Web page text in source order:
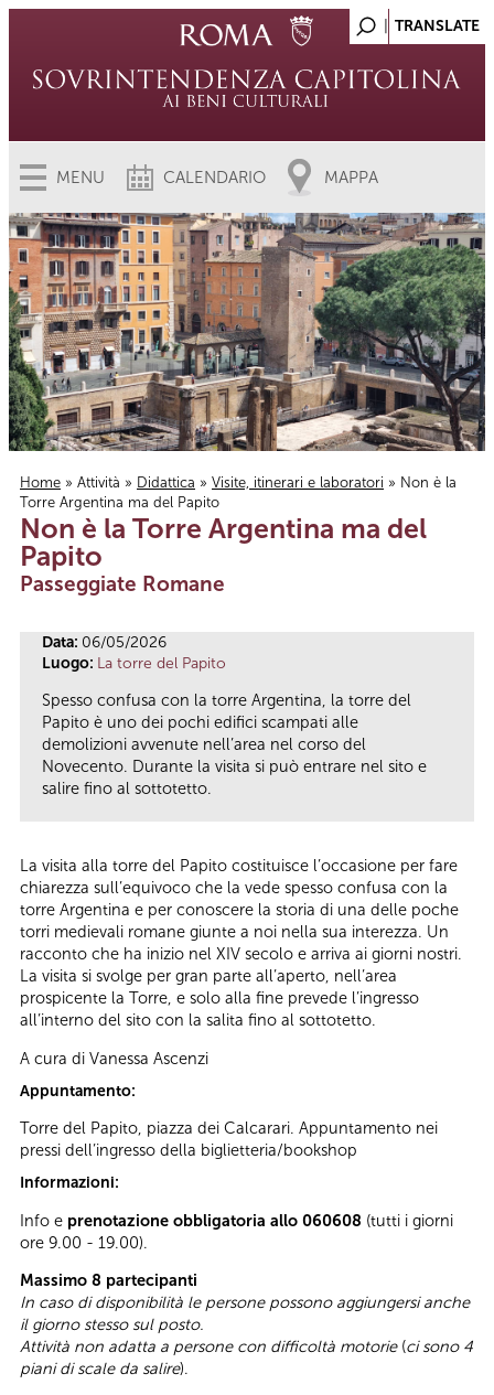
MENU CALENDARIO MAPPA
Tu sei qui
Home » Attività » Didattica » Visite, itinerari e laboratori » Non è la
Torre Argentina ma del Papito
Non è la Torre Argentina ma del
Papito
Passeggiate Romane
Data: 06/05/2026
Luogo: La torre del Papito
Spesso confusa con la torre Argentina, la torre del
Papito è uno dei pochi edifici scampati alle
demolizioni avvenute nell’area nel corso del
Novecento. Durante la visita si può entrare nel sito e
salire fino al sottotetto.
La visita alla torre del Papito costituisce l’occasione per fare
chiarezza sull’equivoco che la vede spesso confusa con la
torre Argentina e per conoscere la storia di una delle poche
torri medievali romane giunte a noi nella sua interezza. Un
racconto che ha inizio nel XIV secolo e arriva ai giorni nostri.
La visita si svolge per gran parte all’aperto, nell’area
prospicente la Torre, e solo alla fine prevede l’ingresso
all’interno del sito con la salita fino al sottotetto.
A cura di Vanessa Ascenzi
Appuntamento:
Torre del Papito, piazza dei Calcarari. Appuntamento nei
pressi dell’ingresso della biglietteria/bookshop
Informazioni:
Info e prenotazione obbligatoria allo 060608 (tutti i giorni
ore 9.00 - 19.00).
Massimo 8 partecipanti
In caso di disponibilità le persone possono aggiungersi anche
il giorno stesso sul posto.
Attività non adatta a persone con difficoltà motorie(ci sono 4
piani di scale da salire).